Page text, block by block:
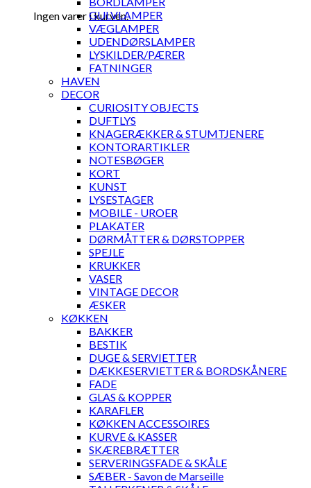
Ingen varer i kurven.
GULVLAMPER
VÆGLAMPER
UDENDØRSLAMPER
LYSKILDER/PÆRER
FATNINGER
HAVEN
DECOR
CURIOSITY OBJECTS
DUFTLYS
KNAGERÆKKER & STUMTJENERE
KONTORARTIKLER
NOTESBØGER
KORT
KUNST
LYSESTAGER
MOBILE - UROER
PLAKATER
DØRMÅTTER & DØRSTOPPER
SPEJLE
KRUKKER
VASER
VINTAGE DECOR
ÆSKER
KØKKEN
BAKKER
BESTIK
DUGE & SERVIETTER
DÆKKESERVIETTER & BORDSKÅNERE
FADE
GLAS & KOPPER
KARAFLER
KØKKEN ACCESSOIRES
KURVE & KASSER
SKÆREBRÆTTER
SERVERINGSFADE & SKÅLE
SÆBER - Savon de Marseille